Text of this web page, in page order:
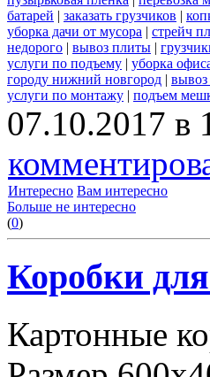
батарей | заказать грузчиков |
уборка дачи от мусора | стрейч
недорого | вывоз плиты |
услуги по подъему | уборка
городу нижний новгород | вывоз
услуги по монтажу | подъем
07.10.2017 в
Интересно Вам интересно
Больше не интересно
(0)
Коробки
Картонные